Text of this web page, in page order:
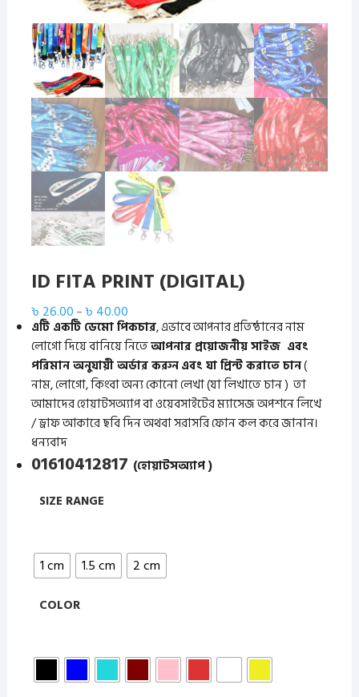
ID FITA PRINT (DIGITAL)
৳ 26.00 –৳ 40.00Price
range:
৳ 26.00
through
৳ 40.00
এটি একটি ডেমো পিকচার, এভাবে আপনার প্রতিষ্ঠানের নাম
লোগো দিয়ে বানিয়ে নিতেআপনার প্রয়োজনীয় সাইজ এবং
পরিমান অনুযায়ী অর্ডার করুনএবং যা প্রিন্ট করাতে চান(
নাম, লোগো, কিংবা অন্য কোনো লেখা (যা লিখাতে চান ) তা
আমাদের হোয়াটসঅ্যাপ বা ওয়েবসাইটের ম্যাসেজ অপশনে লিখে
/ ড্রাফ আকারে ছবি দিন অথবা সরাসরি ফোন কল করে জানান।
ধন্যবাদ
01610412817 (হোয়াটসঅ্যাপ)
SIZE RANGE
1 cm 1.5 cm 2 cm
COLOR